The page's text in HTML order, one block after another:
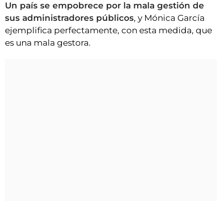
Un país se empobrece por la mala gestión de
sus administradores públicos, y Mónica García
ejemplifica perfectamente, con esta medida, que
es una mala gestora.